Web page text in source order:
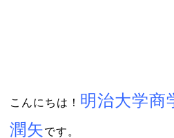
こんにちは！ 明治大学
潤矢です。